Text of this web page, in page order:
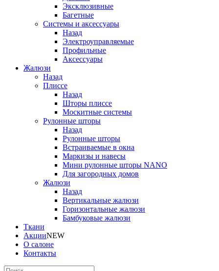
Эксклюзивные
Багетные
Системы и аксессуары
Назад
Электроуправляемые
Профильные
Аксессуары
Жалюзи
Назад
Плиссе
Назад
Шторы плиссе
Москитные системы
Рулонные шторы
Назад
Рулонные шторы
Встраиваемые в окна
Маркизы и навесы
Мини рулонные шторы NANO
Для загородных домов
Жалюзи
Назад
Вертикальные жалюзи
Горизонтальные жалюзи
Бамбуковые жалюзи
Ткани
АкцииNEW
О салоне
Контакты